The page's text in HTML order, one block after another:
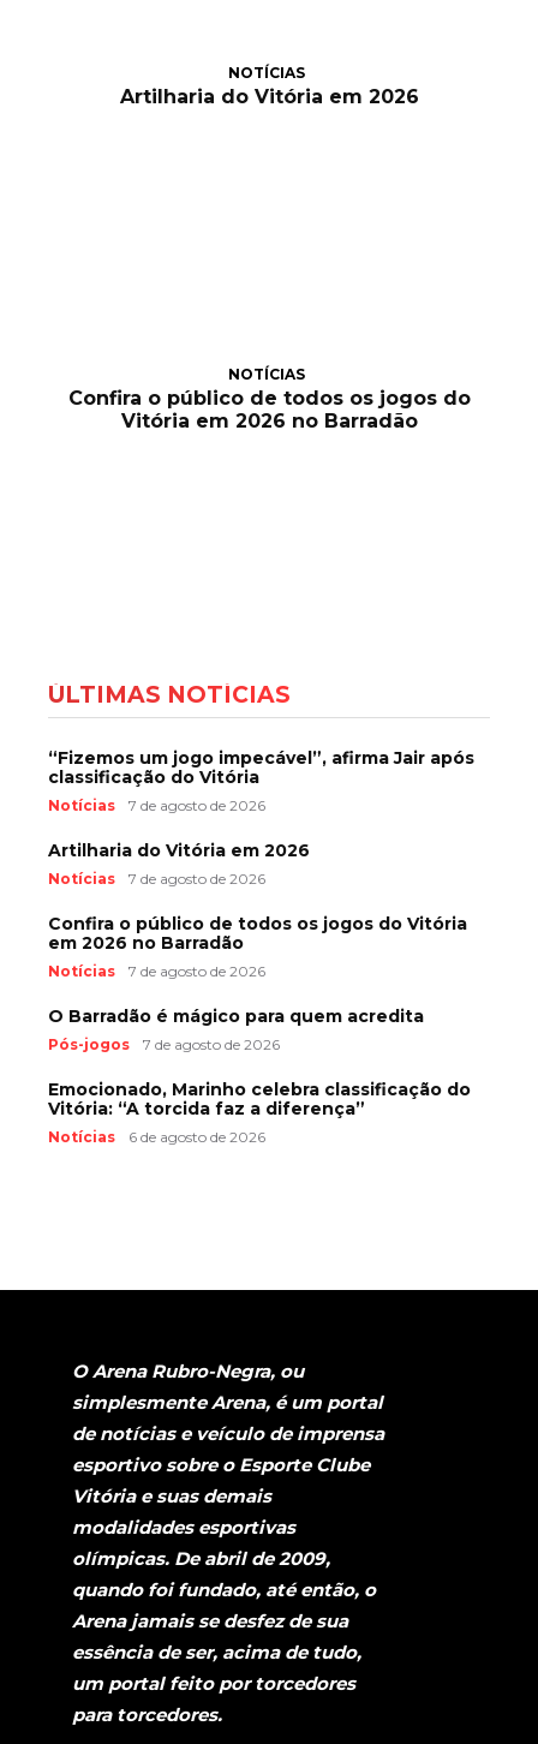
NOTÍCIAS
Artilharia do Vitória em 2026
NOTÍCIAS
Confira o público de todos os jogos do
Vitória em 2026 no Barradão
ÚLTIMAS NOTÍCIAS
“Fizemos um jogo impecável”, afirma Jair após
classificação do Vitória
Notícias 7 de agosto de 2026
Artilharia do Vitória em 2026
Notícias 7 de agosto de 2026
Confira o público de todos os jogos do Vitória
em 2026 no Barradão
Notícias 7 de agosto de 2026
O Barradão é mágico para quem acredita
Pós-jogos 7 de agosto de 2026
Emocionado, Marinho celebra classificação do
Vitória: “A torcida faz a diferença”
Notícias 6 de agosto de 2026
O Arena Rubro-Negra, ou
simplesmente Arena, é um portal
de notícias e veículo de imprensa
esportivo sobre o Esporte Clube
Vitória e suas demais
modalidades esportivas
olímpicas. De abril de 2009,
quando foi fundado, até então, o
Arena jamais se desfez de sua
essência de ser, acima de tudo,
um portal feito por torcedores
para torcedores.